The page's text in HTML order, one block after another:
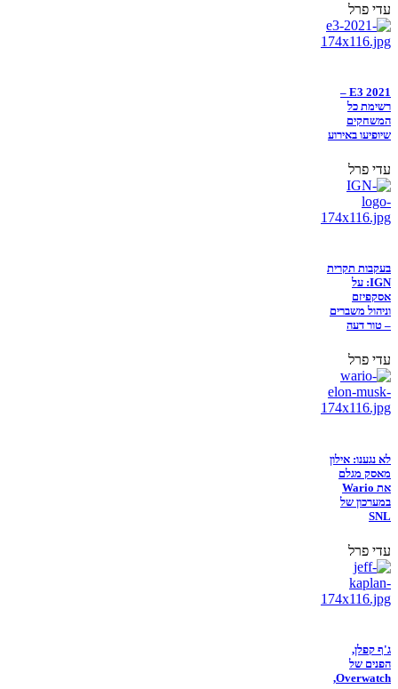
עדי פרל
E3 2021 –
רשימת כל
המשחקים
שיופיעו באירוע
עדי פרל
בעקבות תקרית
IGN: על
אסקפיזם
וניהול משברים
– טור דעה
עדי פרל
לא נגענו: אילון
מאסק מגלם
את Wario
במערכון של
SNL
עדי פרל
ג'ף קפלן,
הפנים של
Overwatch,